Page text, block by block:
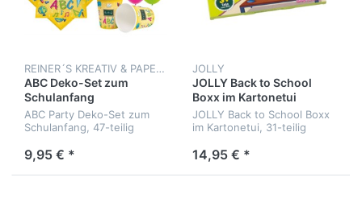
REINER´S KREATIV & PAPERLAND
ABC Deko-Set zum
Schulanfang
ABC Party Deko-Set zum
Schulanfang, 47-teilig
9,95 € *
JOLLY
JOLLY Back to School
Boxx im Kartonetui
JOLLY Back to School Boxx
im Kartonetui, 31-teilig
14,95 € *